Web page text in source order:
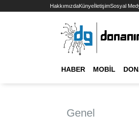
HakkımızdaKünyeİletişimSosyal
HABER MOBIL
Genel